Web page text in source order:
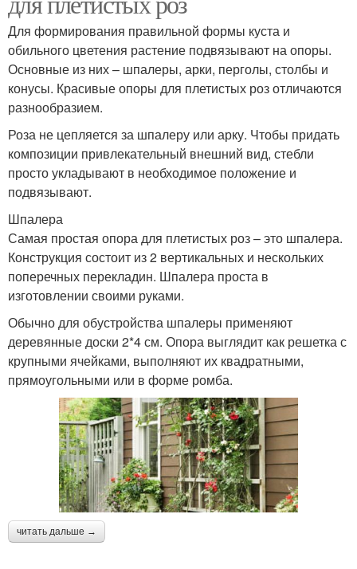
Для формирования правильной формы куста и
обильного цветения растение подвязывают на опоры.
Основные из них – шпалеры, арки, перголы, столбы и
конусы. Красивые опоры для плетистых роз отличаются
разнообразием.
Роза не цепляется за шпалеру или арку. Чтобы придать
композиции привлекательный внешний вид, стебли
просто укладывают в необходимое положение и
подвязывают.
Шпалера
Самая простая опора для плетистых роз – это шпалера.
Конструкция состоит из 2 вертикальных и нескольких
поперечных перекладин. Шпалера проста в
изготовлении своими руками.
Обычно для обустройства шпалеры применяют
деревянные доски 2*4 см. Опора выглядит как решетка с
крупными ячейками, выполняют их квадратными,
прямоугольными или в форме ромба.
читать дальше →